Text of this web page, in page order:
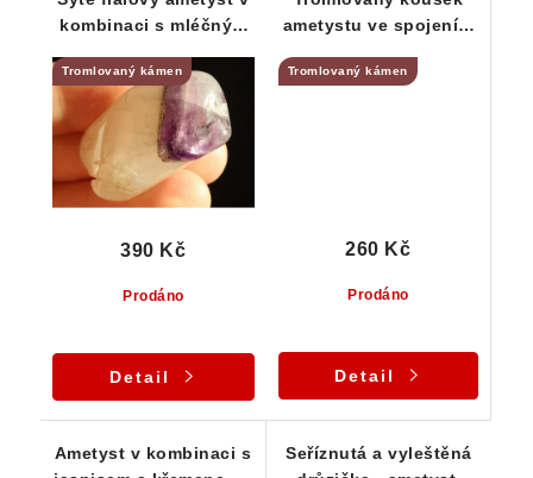
kombinaci s mléčným
Tromlovaný kámen
Prodáno
390 Kč
Detail
ametystu ve spojení s
Tromlovaný kámen
Prodáno
260 Kč
Detail
Ametyst v kombinaci s
Seříznutá a vyleštěná